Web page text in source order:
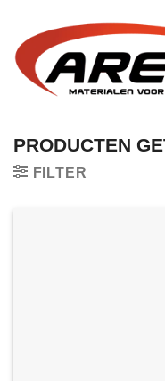
inhoud
PRODUCTEN
FILTER